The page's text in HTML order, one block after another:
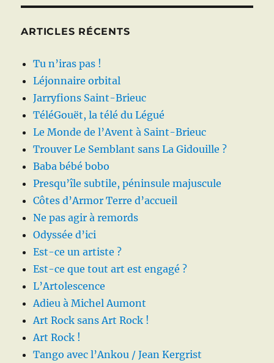
ARTICLES RÉCENTS
Tu n’iras pas !
Léjonnaire orbital
Jarryfions Saint-Brieuc
TéléGouët, la télé du Légué
Le Monde de l’Avent à Saint-Brieuc
Trouver Le Semblant sans La Gidouille ?
Baba bébé bobo
Presqu’île subtile, péninsule majuscule
Côtes d’Armor Terre d’accueil
Ne pas agir à remords
Odyssée d’ici
Est-ce un artiste ?
Est-ce que tout art est engagé ?
L’Artolescence
Adieu à Michel Aumont
Art Rock sans Art Rock !
Art Rock !
Tango avec l’Ankou / Jean Kergrist